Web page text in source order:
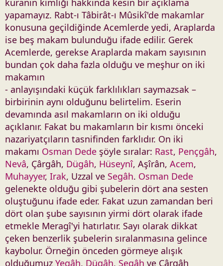
yapamayız. Rabt-ı Tâbirât-ı Mûsikî'de makamlar
konusuna geçildiğinde Acemlerde yedi, Araplarda
ise beş makam bulunduğu ifade edilir. Gerek
Acemlerde, gerekse Araplarda makam sayısının
bundan çok daha fazla olduğu ve meşhur on iki
makamın
- anlayışındaki küçük farklılıkları saymazsak –
birbirinin aynı olduğunu belirtelim. Eserin
devamında asıl makamların on iki olduğu
açıklanır. Fakat bu makamların bir kısmı önceki
nazariyatçıların tasnifinden farklıdır. On iki
makamı Osman Dede şöyle sıralar: Rast, Pençgâh,
Nevâ, Çârgâh, Dügâh, Hüseynî, Aşîrân, Acem,
Muhayyer, Irak, Uzzal ve Segâh. Osman Dede
gelenekte olduğu gibi şubelerin dört ana sesten
oluştuğunu ifade eder. Fakat uzun zamandan beri
dört olan şube sayısının yirmi dört olarak ifade
etmekle Meragî'yi hatırlatır. Sayı olarak dikkat
çeken benzerlik şubelerin sıralanmasına gelince
kaybolur. Örneğin önceden görmeye alışık
olduğumuz Yegâh, Dügâh, Segâh ve Çârgâh